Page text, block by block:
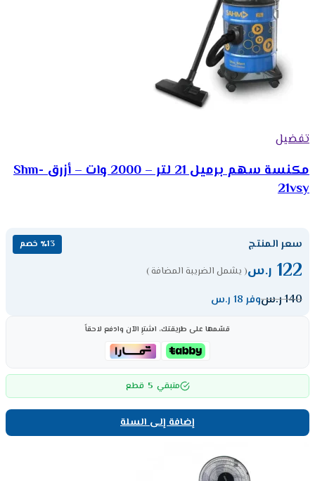
تفضيل
مكنسة سهم برميل 21 لتر – 2000 وات – أزرق Shm-
21vsy
سعر المنتج ٪13 خصم
122 ر.س( يشمل الضريبة المضافة )
140ر.سوفر 18 ر.س
قسّمها على طريقتك، اشترِ الآن وادفع لاحقاً
متبقي 5 قطع
إضافة إلى السلة